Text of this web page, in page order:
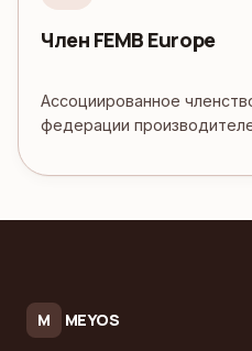
Член FEMB Europe
Ассоциированное
федерации
M MEYOS